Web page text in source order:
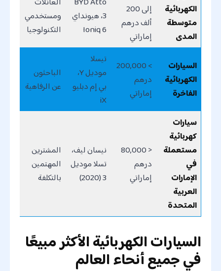
الكهربائية
متوسطة
المدى
إلى 200
ألف درهم
إماراتي
3، هيونداي
Ioniq 6
ومستخدمي
التكنولوجيا
السيارات
الكهربائية
الفاخرة
> 200,000
درهم
إماراتي
تيسلا
موديل Y،
بي إم دبليو
iX
الباحثون
عن الرفاهية
سيارات
كهربائية
مستعملة
في
الإمارات
العربية
المتحدة
< 80,000
درهم
إماراتي
نيسان ليف،
تسلا موديل
3 (2020)
المشترين
المهتمين
بالتكلفة
السيارات الكهربائية الأكثر مبيعًا
في جميع أنحاء العالم